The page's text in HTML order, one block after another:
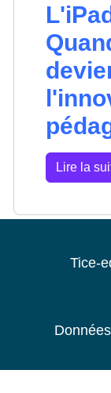
Lire la
Tice-